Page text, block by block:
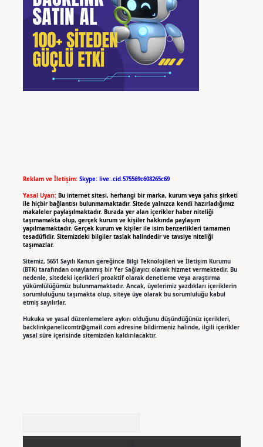
Reklam ve İletişim: Skype: live:.cid.575569c608265c69
Yasal Uyarı: Bu internet sitesi, herhangi bir marka, kurum veya şahıs şirketi
ile hiçbir bağlantısı bulunmamaktadır. Sitede yalnızca kendi hazırladığımız
makaleler paylaşılmaktadır. Burada yer alan içerikler haber niteliği
taşımamakta olup, gerçek kurum ve kişiler hakkında paylaşım
yapılmamaktadır. Gerçek kurum ve kişiler ile isim benzerlikleri tamamen
tesadüfidir. Sitemizdeki bilgiler taslak halindedir ve tavsiye niteliği
taşımazlar.
Sitemiz, 5651 Sayılı Kanun gereğince Bilgi Teknolojileri ve İletişim Kurumu
(BTK) tarafından onaylanmış bir Yer Sağlayıcı olarak hizmet vermektedir. Bu
nedenle, sitedeki içerikleri proaktif olarak denetleme veya araştırma
yükümlülüğümüz bulunmamaktadır. Ancak, üyelerimiz yazdıkları içeriklerin
sorumluluğunu taşımakta olup, siteye üye olarak bu sorumluluğu kabul
etmiş sayılırlar.
Hukuka ve yasal düzenlemelere aykırı olduğunu düşündüğünüz içerikleri,
backlinkpanelicomtr@gmail.comadresine bildirmeniz halinde, ilgili içerikler
yasal süre içerisinde sitemizden kaldırılacaktır.